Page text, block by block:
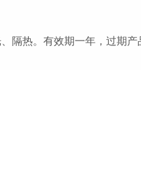
热。有效期一年，过期产